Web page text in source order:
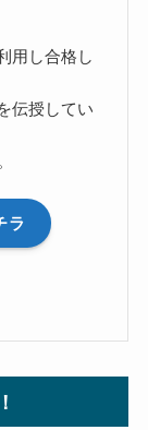
用し合格し
伝授してい
ラ